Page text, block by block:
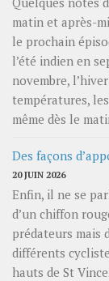
matin et après-
le prochain
l’été indien en
novembre,
températures,
même dès le
Des façons
20 JUIN 2026
Enfin, il ne se
d’un chiffon
prédateurs mais
différents
hauts de St